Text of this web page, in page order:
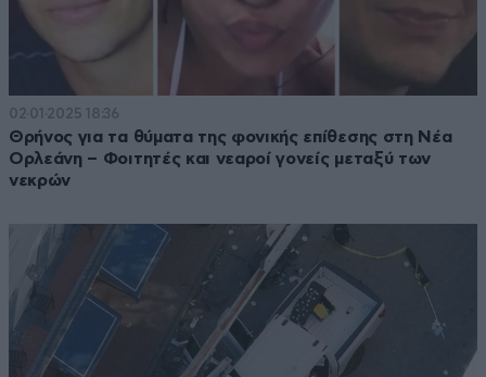
02·01·2025 18:36
Θρήνος για τα θύματα της φονικής επίθεσης στη Νέα
Ορλεάνη – Φοιτητές και νεαροί γονείς μεταξύ των
νεκρών